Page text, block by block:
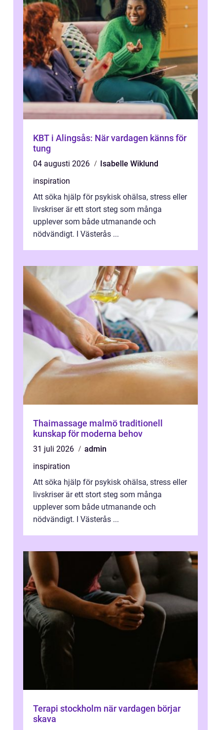
KBT i Alingsås: När vardagen känns för
tung
04 augusti 2026
Isabelle Wiklund
inspiration
Att söka hjälp för psykisk ohälsa, stress eller
livskriser är ett stort steg som många
upplever som både utmanande och
nödvändigt. I Västerås ...
Thaimassage malmö traditionell
kunskap för moderna behov
31 juli 2026
admin
inspiration
Att söka hjälp för psykisk ohälsa, stress eller
livskriser är ett stort steg som många
upplever som både utmanande och
nödvändigt. I Västerås ...
Terapi stockholm när vardagen börjar
skava